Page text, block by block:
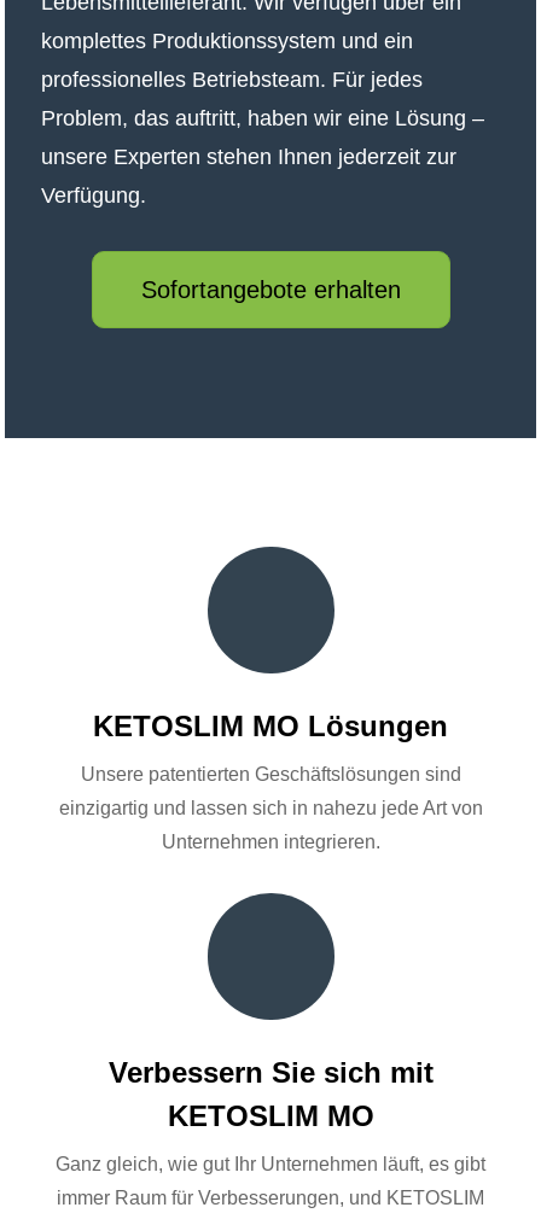
komplettes Produktionssystem und ein
professionelles Betriebsteam. Für jedes
Problem, das auftritt, haben wir eine Lösung –
unsere Experten stehen Ihnen jederzeit zur
Verfügung.
Sofortangebote erhalten
KETOSLIM MO Lösungen
Unsere patentierten Geschäftslösungen sind
einzigartig und lassen sich in nahezu jede Art von
Unternehmen integrieren.
Verbessern Sie sich mit
KETOSLIM MO
Ganz gleich, wie gut Ihr Unternehmen läuft, es gibt
immer Raum für Verbesserungen, und KETOSLIM